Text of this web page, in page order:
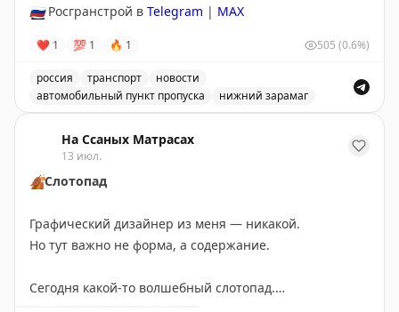
🇷🇺Росгранстрой в Telegram | MAX
❤ 1 💯 1 🔥 1 505 (0.6%)
россия транспорт
новости
автомобильный пункт пропуска
нижний зарамаг
На Ссаных Матрасах
13 июл.
🍂Слотопад
Графический дизайнер из меня — никакой.
Но тут важно не форма, а содержание.
Сегодня какой-то волшебный слотопад.